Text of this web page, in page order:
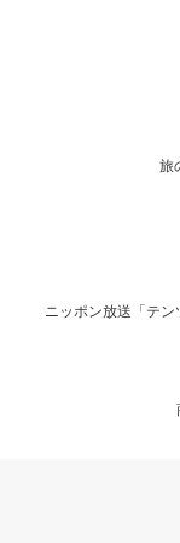
旅
ニッポン放送「テン